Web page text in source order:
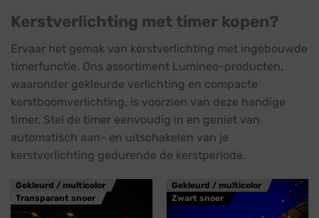
Kerstverlichting met timer kopen?
Ervaar het gemak van kerstverlichting met ingebouwde
timerfunctie. Ons assortiment Lumineo-producten,
waaronder gekleurde verlichting en compacte
kerstboomverlichting, is voorzien van deze handige
timer. Stel de timer eenvoudig in en geniet van
automatisch aan- en uitschakelen van je
kerstverlichting gedurende de kerstperiode.
Gekleurd / multicolor
Transparant snoer
Gekleurd / multicolor
Zwart snoer